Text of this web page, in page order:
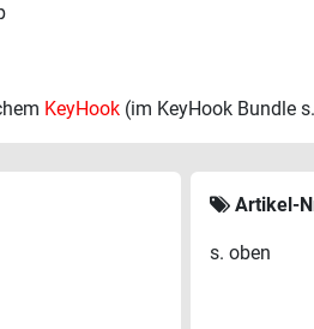
KeyHook (im KeyHook Bundle
Artikel-
s. oben